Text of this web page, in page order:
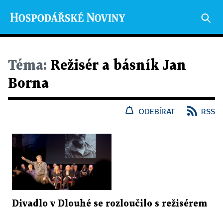
Téma: Režisér a básník Jan
Borna
ODEBÍRAT RSS
Divadlo v Dlouhé se rozloučilo s režisérem